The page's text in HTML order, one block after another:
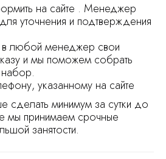
на сайте . Менеджер
уточнения и подтверждения
любой менеджер свои
и мы поможем собрать
указанному на сайте
сделать минимум за сутки до
мы принимаем срочные
занятости.